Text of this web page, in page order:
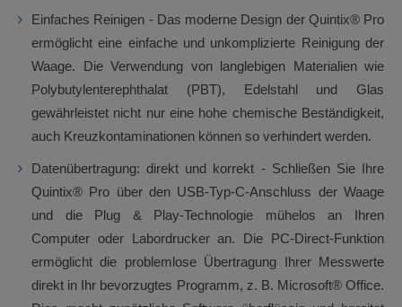
Einfaches Reinigen - Das moderne Design der Quintix® Pro
ermöglicht eine einfache und unkomplizierte Reinigung der
Waage. Die Verwendung von langlebigen Materialien wie
Polybutylenterephthalat (PBT), Edelstahl und Glas
gewährleistet nicht nur eine hohe chemische Beständigkeit,
auch Kreuzkontaminationen können so verhindert werden.
Datenübertragung: direkt und korrekt - Schließen Sie Ihre
Quintix® Pro über den USB-Typ-C-Anschluss der Waage
und die Plug & Play-Technologie mühelos an Ihren
Computer oder Labordrucker an. Die PC-Direct-Funktion
ermöglicht die problemlose Übertragung Ihrer Messwerte
direkt in Ihr bevorzugtes Programm, z. B. Microsoft® Office.